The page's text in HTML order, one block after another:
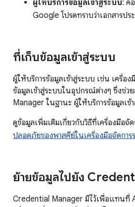
ผู้ให้บริการข้อมูลเข้าสู่ระบบ: ค
Google โปรดทราบว่าเอกสารปร
ที่เก็บข้อมูลเข้าสู่ระบบ
ผู้ให้บริการข้อมูลเข้าสู่ระบบ เช่น เครื่
ข้อมูลเข้าสู่ระบบในอุปกรณ์ต่างๆ ซึ่งช่ว
Manager ในฐานะ ผู้ให้บริการข้อมูลเข้
ดูข้อมูลเพิ่มเติมเกี่ยวกับวิธีที่เครื่องมือ
ปลอดภัยของพาสคีย์ในเครื่องมือจัดกา
ย้ายข้อมูลไปยัง
Credential Manager มีไว้เพื่อแทนที่